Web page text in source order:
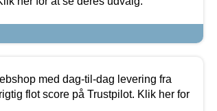
med dag-til-dag levering fra
flot score på Trustpilot. Klik her for